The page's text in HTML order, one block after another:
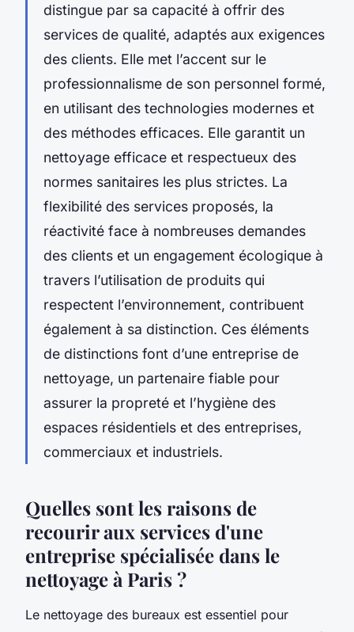
distingue par sa capacité à offrir des
services de qualité, adaptés aux exigences
des clients. Elle met l’accent sur le
professionnalisme de son personnel formé,
en utilisant des technologies modernes et
des méthodes efficaces. Elle garantit un
nettoyage efficace et respectueux des
normes sanitaires les plus strictes. La
flexibilité des services proposés, la
réactivité face à nombreuses demandes
des clients et un engagement écologique à
travers l’utilisation de produits qui
respectent l’environnement, contribuent
également à sa distinction. Ces éléments
de distinctions font d’une entreprise de
nettoyage, un partenaire fiable pour
assurer la propreté et l’hygiène des
espaces résidentiels et des entreprises,
commerciaux et industriels.
Quelles sont les raisons de
recourir aux services d'une
entreprise spécialisée dans le
nettoyage à Paris ?
Le nettoyage des bureaux est essentiel pour